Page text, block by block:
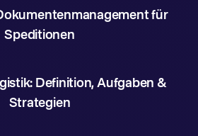
für
Speditionen
Definition, Aufgaben &
Strategien